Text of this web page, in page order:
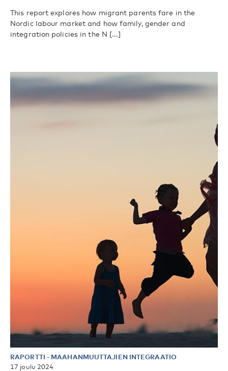
This report explores how migrant parents fare in the
Nordic labour market and how family, gender and
integration policies in the N [...]
RAPORTTI - MAAHANMUUTTAJIEN INTEGRAATIO
17 joulu 2024